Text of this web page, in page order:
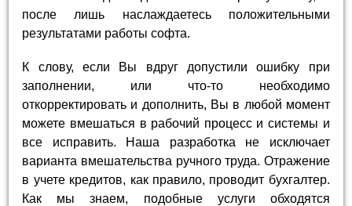
после лишь наслаждаетесь положительными
результатами работы софта.
К слову, если Вы вдруг допустили ошибку при
заполнении, или что-то необходимо
откорректировать и дополнить, Вы в любой момент
можете вмешаться в рабочий процесс и системы и
все исправить. Наша разработка не исключает
варианта вмешательства ручного труда. Отражение
в учете кредитов, как правило, проводит бухгалтер.
Как мы знаем, подобные услуги обходятся